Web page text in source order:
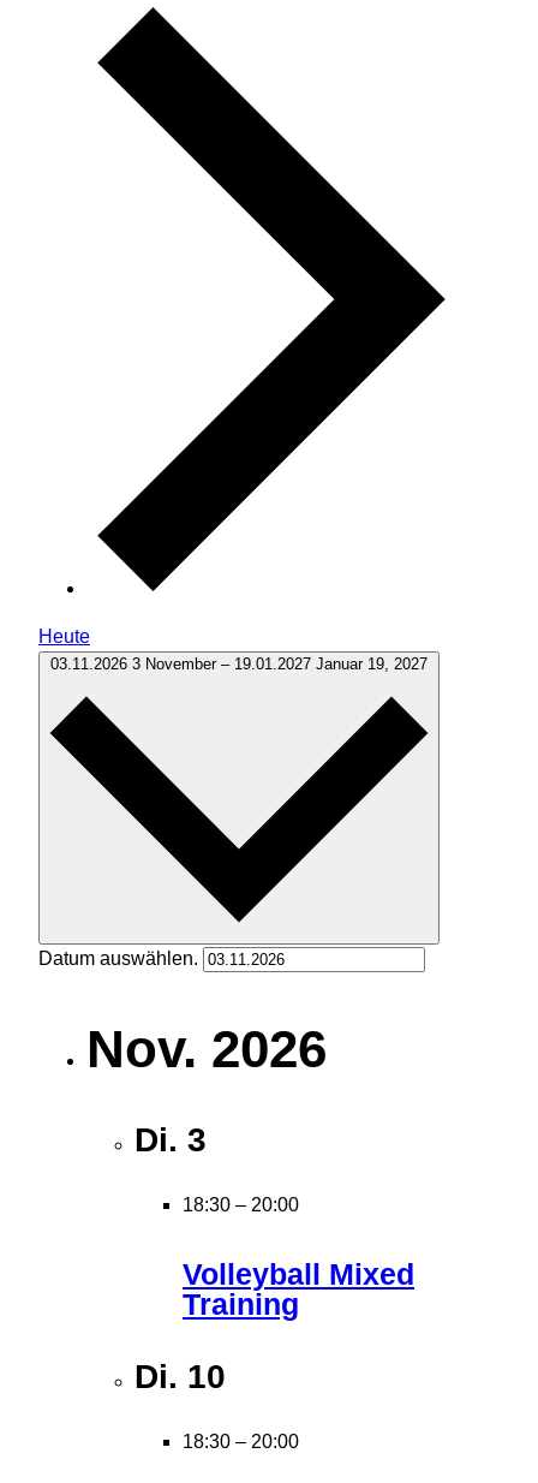
Heute
03.11.2026 3 November – 19.01.2027 Januar 19, 2027
Datum auswählen.
Nov. 2026
Di. 3
18:30 – 20:00
Volleyball Mixed
Training
Di. 10
18:30 – 20:00